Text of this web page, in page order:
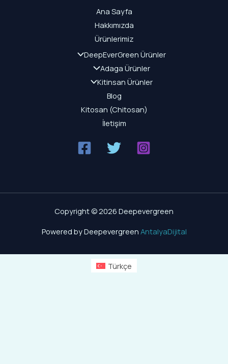
Ana Sayfa
Hakkımızda
Ürünlerimiz
DeepEverGreen Ürünler
Adaga Ürünler
Kitinsan Ürünler
Blog
Kitosan (Chitosan)
İletişim
Copyright © 2026 Deepevergreen
Powered by Deepevergreen AntalyaDijital
Türkçe